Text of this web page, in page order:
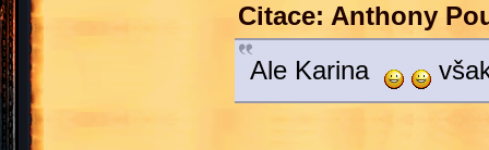
Citace: Anthony
Ale Karina